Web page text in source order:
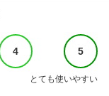
4 5
とても使いやすい